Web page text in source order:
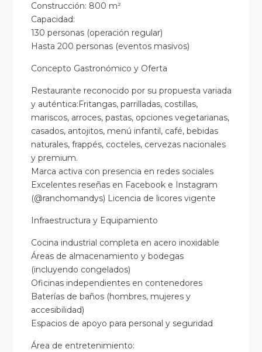
Construcción: 800 m²
Capacidad:
130 personas (operación regular)
Hasta 200 personas (eventos masivos)
Concepto Gastronómico y Oferta
Restaurante reconocido por su propuesta variada
y auténtica:Fritangas, parrilladas, costillas,
mariscos, arroces, pastas, opciones vegetarianas,
casados, antojitos, menú infantil, café, bebidas
naturales, frappés, cocteles, cervezas nacionales
y premium.
Marca activa con presencia en redes sociales
Excelentes reseñas en Facebook e Instagram
(@ranchomandys) Licencia de licores vigente
Infraestructura y Equipamiento
Cocina industrial completa en acero inoxidable
Áreas de almacenamiento y bodegas
(incluyendo congelados)
Oficinas independientes en contenedores
Baterías de baños (hombres, mujeres y
accesibilidad)
Espacios de apoyo para personal y seguridad
Área de entretenimiento: